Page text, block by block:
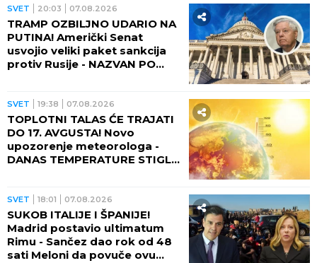
SVET 20:03 07.08.2026
TRAMP OZBILJNO UDARIO NA
PUTINA! Američki Senat
usvojio veliki paket sankcija
protiv Rusije - NAZVAN PO
SVET 19:38 07.08.2026
TOPLOTNI TALAS ĆE TRAJATI
DO 17. AVGUSTA! Novo
upozorenje meteorologa -
DANAS TEMPERATURE STIGLE
SVET 18:01 07.08.2026
SUKOB ITALIJE I ŠPANIJE!
Madrid postavio ultimatum
Rimu - Sančez dao rok od 48
sati Meloni da povuče ovu